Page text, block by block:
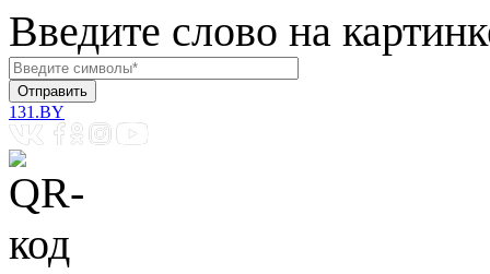
Введите слово на
131.BY